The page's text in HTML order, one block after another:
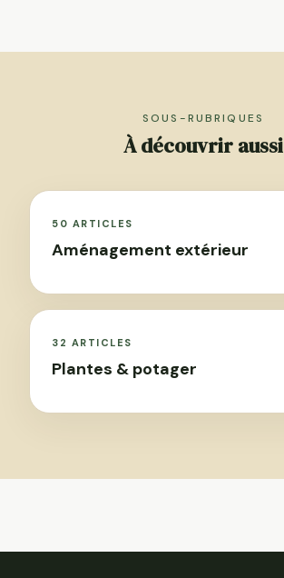
SOUS-RUBRIQUES
À découvrir aussi
50 ARTICLES
Aménagement extérieur
32 ARTICLES
Plantes & potager